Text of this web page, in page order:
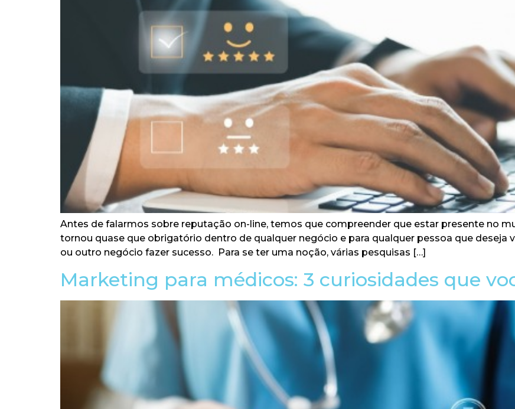
Antes de falarmos sobre reputação on-line, temos que compreender que estar presente no
tornou quase que obrigatório dentro de qualquer negócio e para qualquer pessoa que deseja
ou outro negócio fazer sucesso. Para se ter uma noção, várias pesquisas […]
Marketing para médicos: 3 curiosidades que